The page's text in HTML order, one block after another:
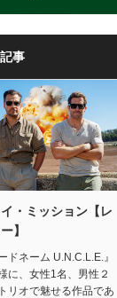
事
・ミッション【レ
】
ドネーム U.N.C.L.E.』
に、女性1名、男性２
リオで魅せる作品であ